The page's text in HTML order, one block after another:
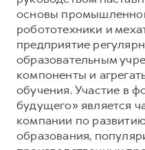
основы
робототехники и
предприятие
образовательным
компоненты и
обучения. Участие в
будущего» является
компании по
образования,